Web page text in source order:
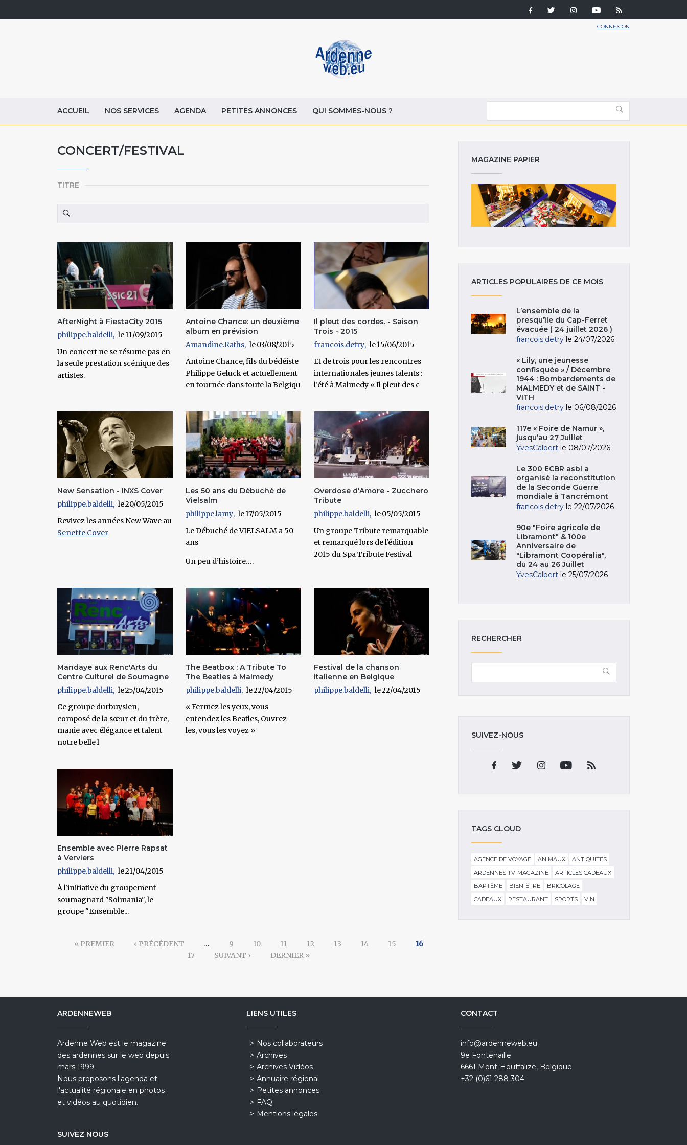
CONNEXION
ACCUEIL NOS SERVICES AGENDA PETITES ANNONCES QUI SOMMES-NOUS ?
CONCERT/FESTIVAL
TITRE
AfterNight à FiestaCity 2015
philippe.baldelli
11/09/2015
Un concert ne se résume pas en
la seule prestation scénique des
artistes.
Antoine Chance: un deuxième
album en prévision
Amandine.Raths
03/08/2015
Antoine Chance, fils du bédéiste
Philippe Geluck et actuellement
en tournée dans toute la Belgiqu
Il pleut des cordes. - Saison
Trois - 2015
francois.detry
15/06/2015
Et de trois pour les rencontres
internationales jeunes talents :
l’été à Malmedy « Il pleut des c
New Sensation - INXS Cover
philippe.baldelli
20/05/2015
Revivez les années New Wave au
Seneffe Cover
Les 50 ans du Débuché de
Vielsalm
philippe.lamy
17/05/2015
Le Débuché de VIELSALM a 50
ans
Un peu d’histoire….
Overdose d'Amore - Zucchero
Tribute
philippe.baldelli
05/05/2015
Un groupe Tribute remarquable
et remarqué lors de l'édition
2015 du Spa Tribute Festival
Mandaye aux Renc'Arts du
Centre Culturel de Soumagne
philippe.baldelli
25/04/2015
Ce groupe durbuysien,
composé de la sœur et du frère,
manie avec élégance et talent
notre belle l
The Beatbox : A Tribute To
The Beatles à Malmedy
philippe.baldelli
22/04/2015
« Fermez les yeux, vous
entendez les Beatles, Ouvrez-
les, vous les voyez »
Festival de la chanson
italienne en Belgique
philippe.baldelli
22/04/2015
Ensemble avec Pierre Rapsat
à Verviers
philippe.baldelli
21/04/2015
À l'initiative du groupement
soumagnard "Solmania", le
groupe "Ensemble...
Pages
« PREMIER ‹ PRÉCÉDENT … 9 10 11 12 13 14 15
16
17
SUIVANT › DERNIER »
MAGAZINE PAPIER
ARTICLES POPULAIRES DE CE MOIS
L’ensemble de la
presqu’île du Cap-Ferret
évacuée ( 24 juillet 2026 )
francois.detry le 24/07/2026
« Lily, une jeunesse
confisquée » / Décembre
1944 : Bombardements de
MALMEDY et de SAINT -
VITH
francois.detry le 06/08/2026
117e « Foire de Namur »,
jusqu’au 27 Juillet
YvesCalbert le 08/07/2026
Le 300 ECBR asbl a
organisé la reconstitution
de la Seconde Guerre
mondiale à Tancrémont
francois.detry le 22/07/2026
90e "Foire agricole de
Libramont" & 100e
Anniversaire de
"Libramont Coopéralia",
du 24 au 26 Juillet
YvesCalbert le 25/07/2026
RECHERCHER
SUIVEZ-NOUS
TAGS CLOUD
AGENCE DE VOYAGE ANIMAUX
ANTIQUITÉS
ARDENNES TV-MAGAZINE
ARTICLES CADEAUX
BAPTÊME
BIEN-ÊTRE
BRICOLAGE
CADEAUX
RESTAURANT SPORTS VIN
ARDENNEWEB
Ardenne Web est le magazine
des ardennes sur le web depuis
mars 1999.
Nous proposons l'agenda et
l'actualité régionale en photos
et vidéos au quotidien.
SUIVEZ NOUS
LIENS UTILES
Nos collaborateurs
Archives
Archives Vidéos
Annuaire régional
Petites annonces
FAQ
Mentions légales
CONTACT
info@ardenneweb.eu
9e Fontenaille
6661 Mont-Houffalize, Belgique
+32 (0)61 288 304